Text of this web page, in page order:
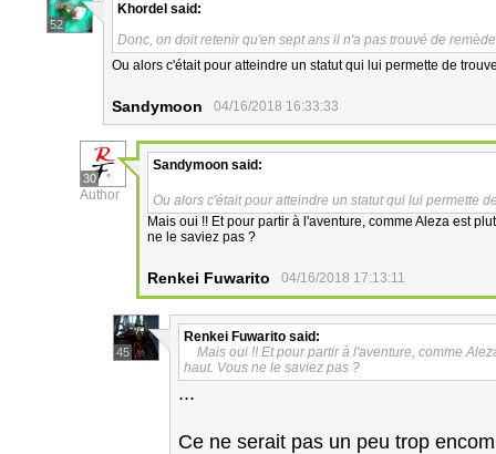
52
Khordel said:
Donc, on doit retenir qu'en sept ans il n'a pas trouvé de
Ou alors c'était pour atteindre un statut qui lui permette de
Sandymoon 04/16/2018 16:33:33
30
Author
Sandymoon said:
Ou alors c'était pour atteindre un statut qui lui permette
Mais oui !! Et pour partir à l'aventure, comme Aleza est
ne le saviez pas ?
Renkei Fuwarito 04/16/2018 17:13:11
45
Renkei Fuwarito said:
Mais oui !! Et pour partir à l'aventure, comme
haut. Vous ne le saviez pas ?
...
Ce ne serait pas un peu trop